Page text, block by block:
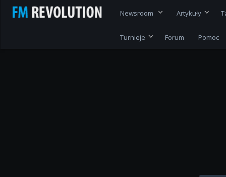
Newsroom Artykuły
Turnieje Forum Pomoc